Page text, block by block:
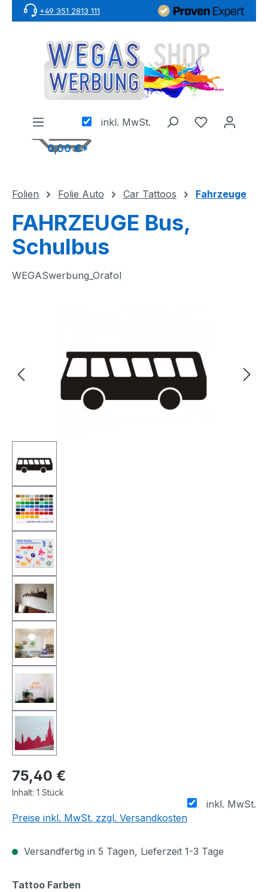
Zum Hauptinhalt springen
+49 351 2813 111
inkl. MwSt.
0,00 €*
Folien Folie Auto Car Tattoos Fahrzeuge
FAHRZEUGE Bus,
Schulbus
WEGASwerbung_Orafol
75,40 €
Inhalt: 1 Stück
inkl. MwSt.
Preise inkl. MwSt. zzgl. Versandkosten
Versandfertig in 5 Tagen, Lieferzeit 1-3 Tage
Tattoo Farben